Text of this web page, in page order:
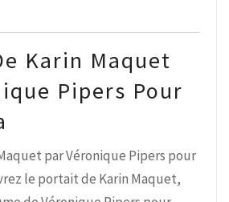
Karin Maquet
Pipers Pour
par Véronique Pipers pour
le portait de Karin Maquet,